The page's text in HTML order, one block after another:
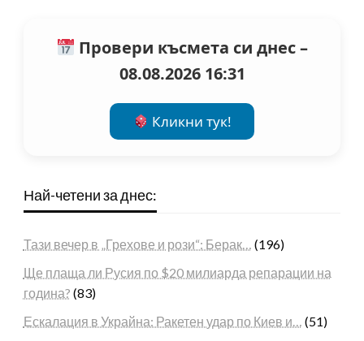
Провери късмета си днес –
08.08.2026 16:31
Кликни тук!
Най-четени за днес:
Тази вечер в „Грехове и рози“: Берак… (196)
Ще плаща ли Русия по $20 милиарда репарации на
година? (83)
Ескалация в Украйна: Ракетен удар по Киев и… (51)